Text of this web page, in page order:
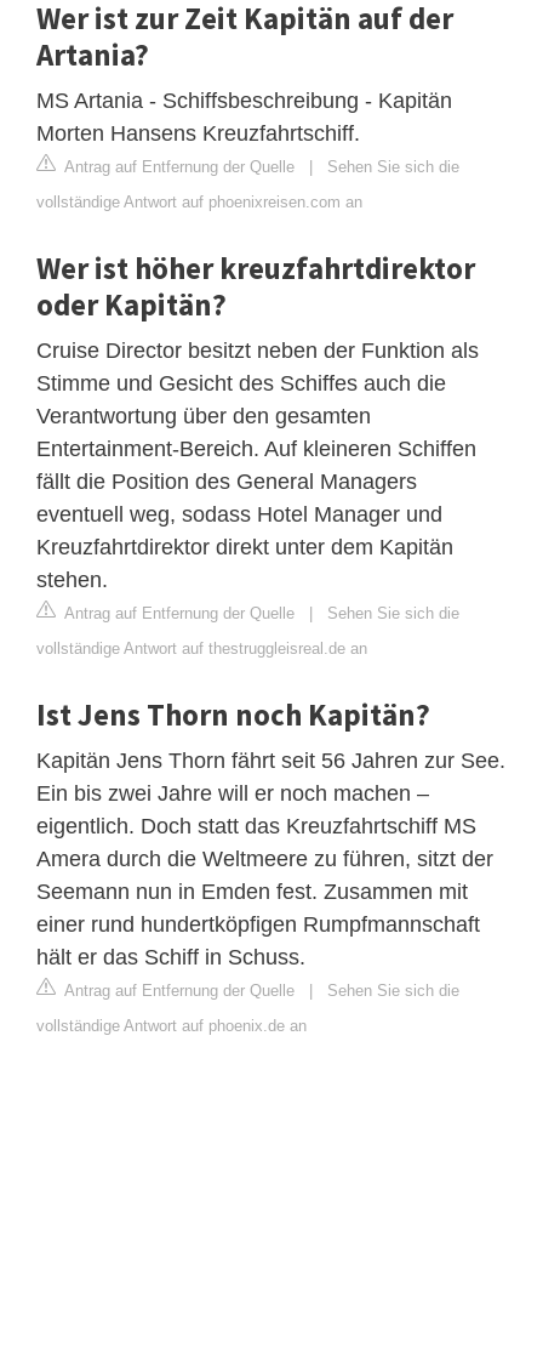
Wer ist zur Zeit Kapitän auf der
Artania?
MS Artania - Schiffsbeschreibung - Kapitän
Morten Hansens Kreuzfahrtschiff.
Antrag auf Entfernung der Quelle | Sehen Sie sich die
vollständige Antwort auf phoenixreisen.com an
Wer ist höher kreuzfahrtdirektor
oder Kapitän?
Cruise Director besitzt neben der Funktion als
Stimme und Gesicht des Schiffes auch die
Verantwortung über den gesamten
Entertainment-Bereich. Auf kleineren Schiffen
fällt die Position des General Managers
eventuell weg, sodass Hotel Manager und
Kreuzfahrtdirektor direkt unter dem Kapitän
stehen.
Antrag auf Entfernung der Quelle | Sehen Sie sich die
vollständige Antwort auf thestruggleisreal.de an
Ist Jens Thorn noch Kapitän?
Kapitän Jens Thorn fährt seit 56 Jahren zur See.
Ein bis zwei Jahre will er noch machen –
eigentlich. Doch statt das Kreuzfahrtschiff MS
Amera durch die Weltmeere zu führen, sitzt der
Seemann nun in Emden fest. Zusammen mit
einer rund hundertköpfigen Rumpfmannschaft
hält er das Schiff in Schuss.
Antrag auf Entfernung der Quelle | Sehen Sie sich die
vollständige Antwort auf phoenix.de an